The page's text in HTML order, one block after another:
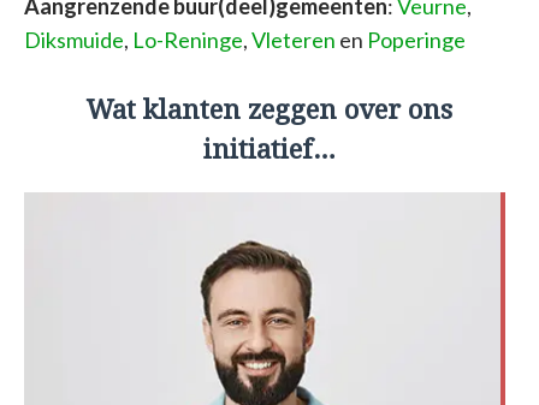
Aangrenzende buur(deel)gemeenten:Veurne,
Diksmuide, Lo-Reninge,Vleteren en Poperinge
Wat klanten zeggen over ons
initiatief…